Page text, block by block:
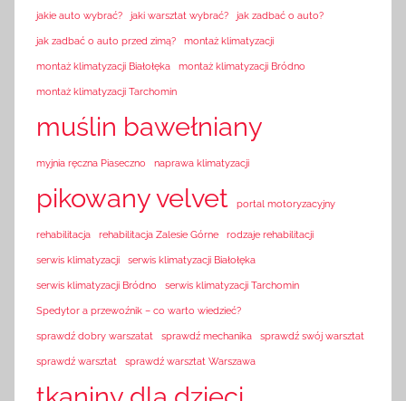
jakie auto wybrać? jaki warsztat wybrać? jak zadbać o auto?
jak zadbać o auto przed zimą? montaż klimatyzacji
montaż klimatyzacji Białołęka montaż klimatyzacji Bródno
montaż klimatyzacji Tarchomin
muślin bawełniany
myjnia ręczna Piaseczno naprawa klimatyzacji
pikowany velvet portal motoryzacyjny
rehabilitacja rehabilitacja Zalesie Górne rodzaje rehabilitacji
serwis klimatyzacji serwis klimatyzacji Białołęka
serwis klimatyzacji Bródno serwis klimatyzacji Tarchomin
Spedytor a przewoźnik – co warto wiedzieć?
sprawdź dobry warszatat sprawdź mechanika sprawdź swój warsztat
sprawdź warsztat sprawdź warsztat Warszawa